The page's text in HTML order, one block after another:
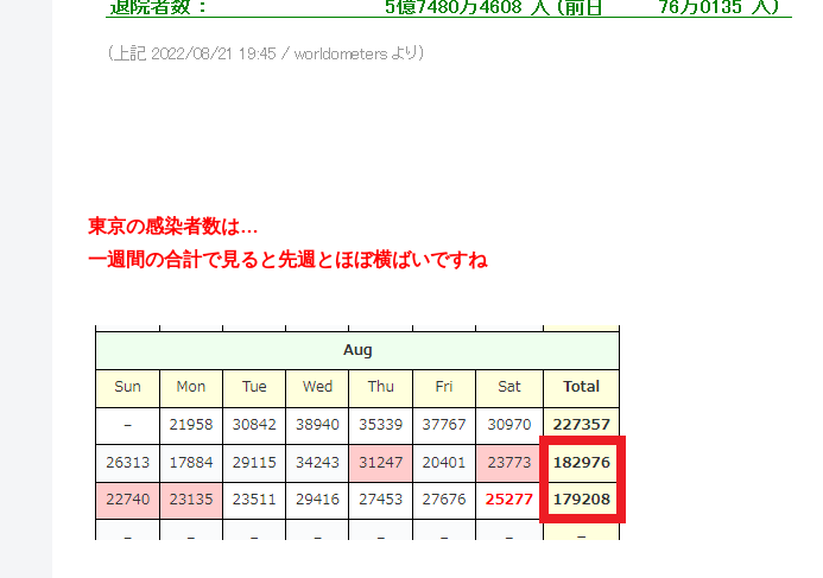
東京の感染者数は…
一週間の合計で見ると先週とほぼ横ばいですね